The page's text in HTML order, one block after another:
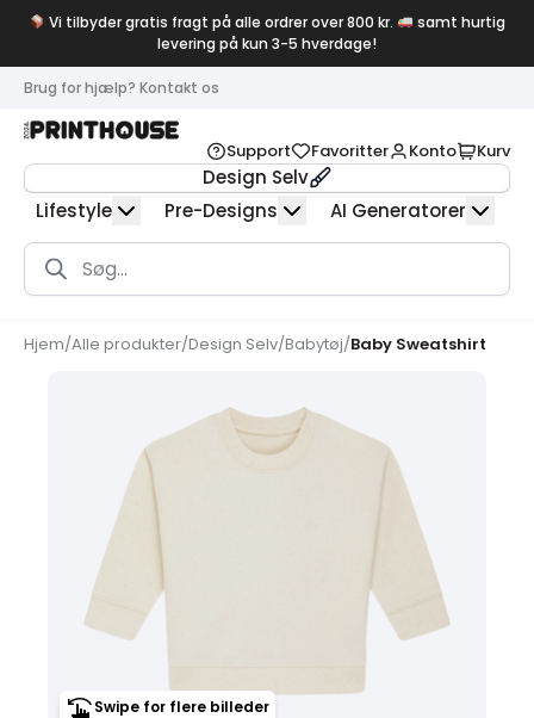
Vi tilbyder gratis fragt på alle ordrer over 800 kr.
samt hurtig
levering på kun 3-5 hverdage!
Brug for hjælp? Kontakt os
Support Favoritter Konto Kurv
Design Selv
Lifestyle
Pre-Designs AI Generatorer
Products
search
Hjem/Alle produkter/Design Selv/Babytøj/Baby Sweatshirt
Swipe for flere billeder